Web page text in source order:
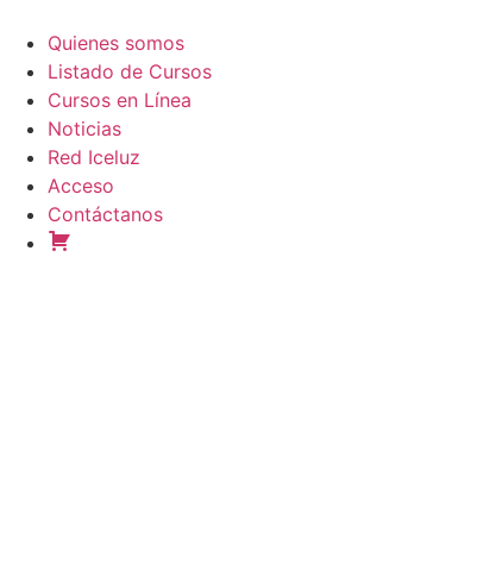
contenido
Quienes somos
Listado de Cursos
Cursos en Línea
Noticias
Red Iceluz
Acceso
Contáctanos